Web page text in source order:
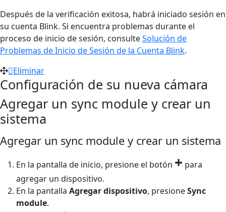
Después de la verificación exitosa, habrá iniciado sesión en
su cuenta Blink. Si encuentra problemas durante el
proceso de inicio de sesión, consulteSolución de
Problemas de Inicio de Sesión de la Cuenta Blink.
Eliminar
Configuración de su nueva cámara
Agregar un sync module y crear un
sistema
Agregar un sync module y crear un sistema
En la pantalla de inicio, presione el botón + para
agregar un dispositivo.
En la pantalla Agregar dispositivo, presioneSync
module.